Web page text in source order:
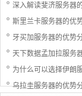
深入解读斐济服务器
斯里兰卡服务器的优
牙买加服务器的优势
天下数据孟加拉服务
为什么可以选择伊朗
乌拉圭服务器的优势